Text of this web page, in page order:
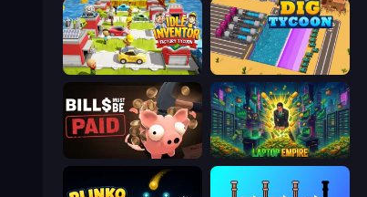
Idle Inventor Dig Tycoon
Bills Must Be Paid Laptop Empire